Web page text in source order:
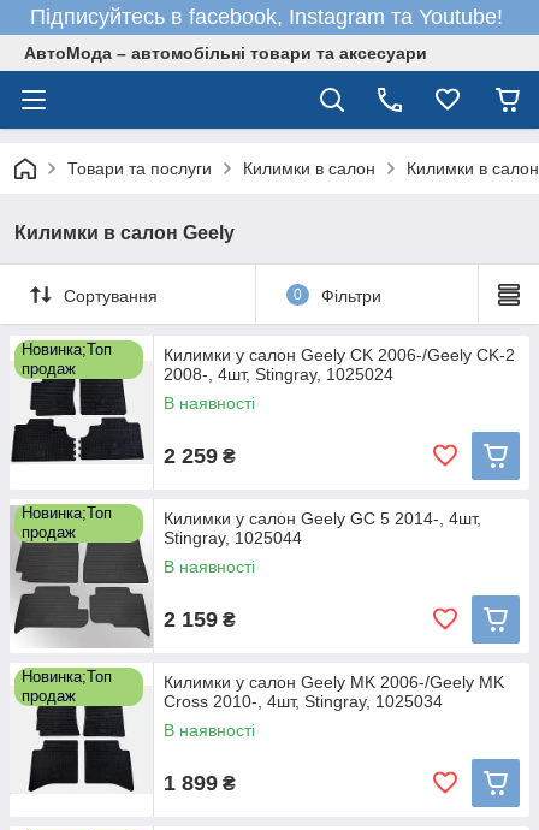
Підписуйтесь в facebook, Instagram та Youtube!
АвтоМода – автомобільні товари та аксесуари
Товари та послуги Килимки в салон Килимки в
Килимки в салон Geely
Сортування 0 Фільтри
Новинка;Топ
продаж
Килимки у салон Geely CK 2006-/Geely CK-2
2008-, 4шт, Stingray, 1025024
В наявності
2 259 ₴
Новинка;Топ
продаж
Килимки у салон Geely GC 5 2014-, 4шт,
Stingray, 1025044
В наявності
2 159 ₴
Новинка;Топ
продаж
Килимки у салон Geely MK 2006-/Geely MK
Cross 2010-, 4шт, Stingray, 1025034
В наявності
1 899 ₴